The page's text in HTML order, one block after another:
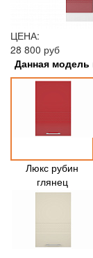
ЦЕНА:
28 800 руб
Данная модель
Люкс рубин
глянец